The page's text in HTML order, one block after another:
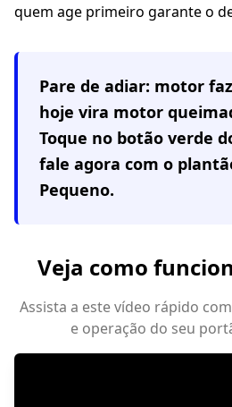
quem age primeiro garante o
Pare de adiar: motor
hoje vira motor
Toque no botão verde
fale agora com o
Pequeno.
Veja como
Assista a este vídeo rápido
e operação do seu